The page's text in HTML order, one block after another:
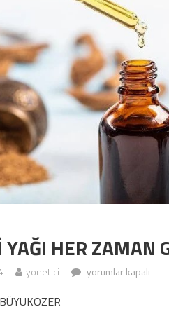
HER ZAMAN
yonetici UDİ HİNDİ YAĞI
yorumlar kapalı